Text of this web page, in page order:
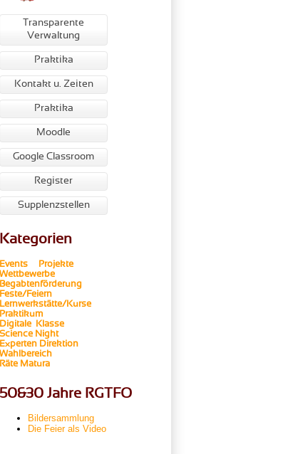
Transparente
Verwaltung
Praktika
Kontakt u. Zeiten
Praktika
Moodle
Google Classroom
Register
Supplenzstellen
Kategorien
Events
Projekte
Wettbewerbe
Begabtenförderung
Feste/Feiern
Lernwerkstätte/Kurse
Praktikum
Digitale Klasse
Science Night
Experten Direktion
Wahlbereich
Räte Matura
50&30 Jahre RGTFO
Bildersammlung
Die Feier als Video